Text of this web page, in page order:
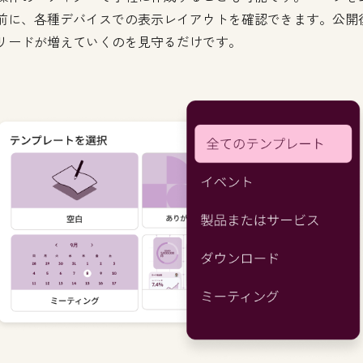
に、各種デバイスでの表示レイアウトを確認できます。公開
ードが増えていくのを見守るだけです。